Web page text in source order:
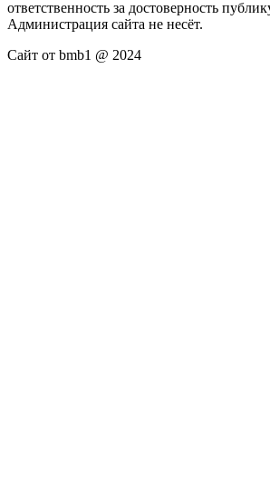
ответственность за достоверность
Администрация сайта не несёт.
Сайт от bmb1 @ 2024